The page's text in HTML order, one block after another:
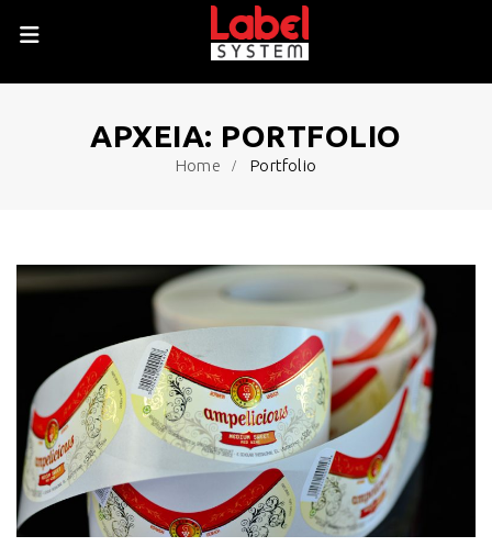
ΑΡΧΕΊΑ: PORTFOLIO
Home Portfolio